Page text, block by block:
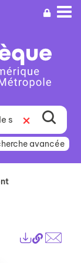
avancée
Lien